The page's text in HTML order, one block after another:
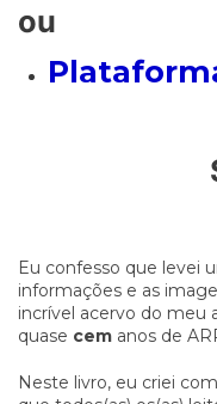
ou
Eu confesso que levei
informações e as
incrível acervo do meu
quase cem anos de
Neste livro, eu criei